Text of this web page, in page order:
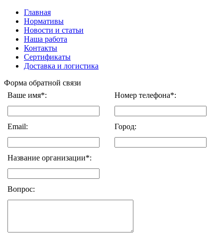
Главная
Нормативы
Новости и статьи
Наша работа
Контакты
Сертификаты
Доставка и логистика
Форма обратной связи
Ваше имя*:
Номер телефона*:
Email: Город:
Название организации*:
Вопрос: